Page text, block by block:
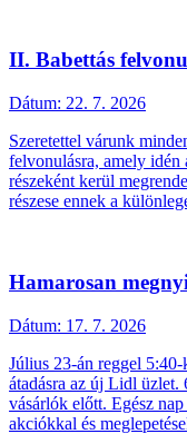
II. Babettás
Dátum: 22. 7. 2026
Szeretettel várunk
felvonulásra, amely idén
részeként kerül
részese ennek a
Hamarosan
Dátum: 17. 7. 2026
Július 23-án reggel
átadásra az új Lidl
vásárlók előtt. Egész
akciókkal és